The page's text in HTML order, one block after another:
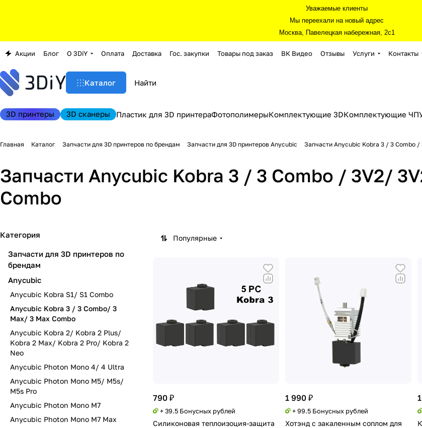
Уважаемые клиенты
Мы переехали на новый адрес
Москва, Павелецкая набережная, 2с1
Акции Блог О 3DiY Оплата Доставка Гос. закупки Товары под заказ ВК Видео Отзывы Услуги Контакты
Каталог
3D принтеры 3D сканеры Пластик для 3D принтераФотополимерыКомплектующие 3DКомплектующие
Главная Каталог Запчасти для 3D принтеров по брендам Запчасти для 3D принтеров Anycubic Запчасти Anycubic Kobra 3 / 3 Combo
Запчасти Anycubic Kobra 3 / 3 Combo / 3V2/
Combo
Популярные
790 ₽
+ 39.5 Бонусных рублей
Силиконовая теплоизоция-защита
1 990 ₽
+ 99.5 Бонусных рублей
Хотэнд с закаленным соплом для
Категория
Запчасти для 3D принтеров по
брендам
Anycubic
Anycubic Kobra S1/ S1 Combo
Anycubic Kobra 3 / 3 Combo/ 3
Max/ 3 Max Combo
Anycubic Kobra 2/ Kobra 2 Plus/
Kobra 2 Max/ Kobra 2 Pro/ Kobra 2
Neo
Anycubic Photon Mono 4/ 4 Ultra
Anycubic Photon Mono M5/ M5s/
M5s Pro
Anycubic Photon Mono M7
Anycubic Photon Mono M7 Max